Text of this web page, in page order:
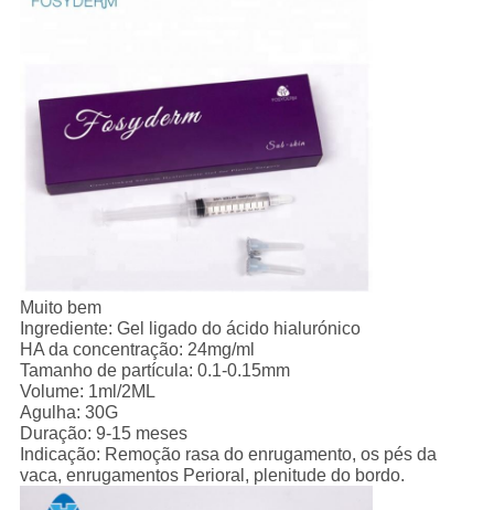
Muito bem
Ingrediente: Gel ligado do ácido hialurónico
HA da concentração: 24mg/ml
Tamanho de partícula: 0.1-0.15mm
Volume: 1ml/2ML
Agulha: 30G
Duração: 9-15 meses
Indicação: Remoção rasa do enrugamento, os pés da
vaca, enrugamentos Perioral, plenitude do bordo.